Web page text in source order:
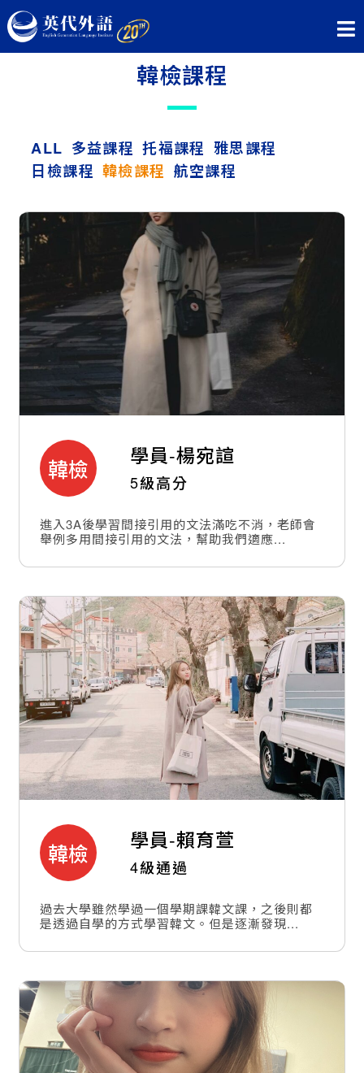
韓檢課程
ALL 多益課程 托福課程 雅思課程
日檢課程 韓檢課程 航空課程
韓檢 學員-楊宛諠
5級高分
進入3A後學習間接引用的文法滿吃不消，老師會
舉例多用間接引用的文法，幫助我們適應...
韓檢 學員-賴育萱
4級通過
過去大學雖然學過一個學期課韓文課，之後則都
是透過自學的方式學習韓文。但是逐漸發現...